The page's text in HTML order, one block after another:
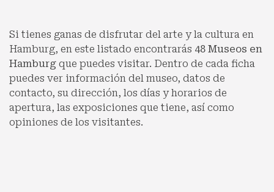
Si tienes ganas de disfrutar del arte y la cultura en
Hamburg, en este listado encontrarás 48 Museos en
Hamburg que puedes visitar. Dentro de cada ficha
puedes ver información del museo, datos de
contacto, su dirección, los días y horarios de
apertura, las exposiciones que tiene, así como
opiniones de los visitantes.